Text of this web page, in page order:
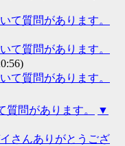
て質問があります。
て質問があります。
て質問があります。
問があります。
▼
さんありがとうござ